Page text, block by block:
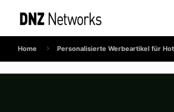
Home Personalisierte Werbeartikel für